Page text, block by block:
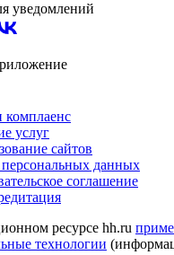
уведомлений
комплаенс
услуг
сайтов
данных
соглашение
ресурсе hh.ru
технологии